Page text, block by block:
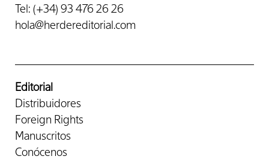
Tel: (+34) 93 476 26 26
hola@herdereditorial.com
Editorial
Distribuidores
Foreign Rights
Manuscritos
Conócenos